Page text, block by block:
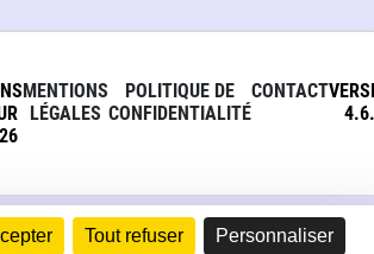
Tout refuser Personnaliser
MENTIONS
LÉGALES
POLITIQUE DE
CONFIDENTIALITÉ
CONTACT